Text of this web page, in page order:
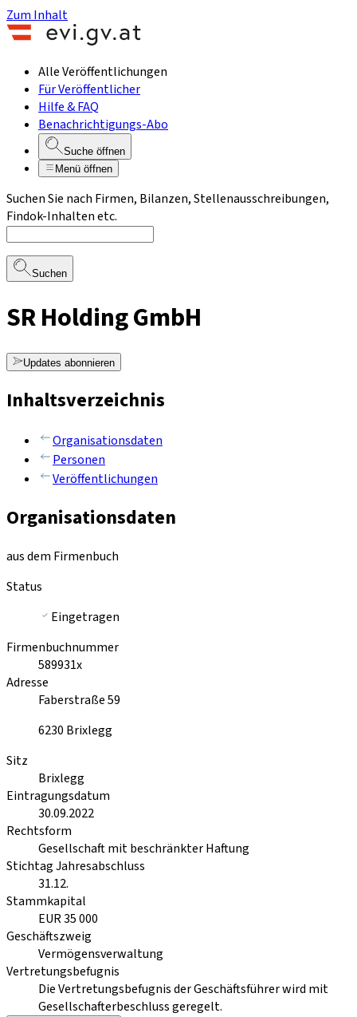
Zum Inhalt
Alle Veröffentlichungen
Für Veröffentlicher
Hilfe & FAQ
Benachrichtigungs-Abo
Suche öffnen
Menü öffnen
Suchen Sie nach Firmen, Bilanzen, Stellenausschreibungen,
Findok-Inhalten etc.
Suchen
SR Holding GmbH
Updates abonnieren
Inhaltsverzeichnis
Organisationsdaten
Personen
Veröffentlichungen
Organisationsdaten
aus dem Firmenbuch
Status
Eingetragen
Firmenbuchnummer
589931x
Adresse
Faberstraße 59
6230 Brixlegg
Sitz
Brixlegg
Eintragungsdatum
30.09.2022
Rechtsform
Gesellschaft mit beschränkter Haftung
Stichtag Jahresabschluss
31.12.
Stammkapital
EUR 35 000
Geschäftszweig
Vermögensverwaltung
Vertretungsbefugnis
Die Vertretungsbefugnis der Geschäftsführer wird mit
Gesellschafterbeschluss geregelt.